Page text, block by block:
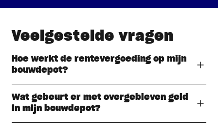
Veelgestelde vragen
Hoe werkt de rentevergoeding op mijn
bouwdepot?
Wat gebeurt er met overgebleven geld
in mijn bouwdepot?